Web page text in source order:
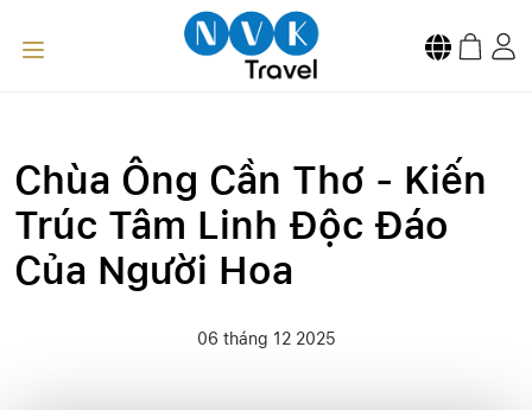
Chùa Ông Cần Thơ - Kiến
Trúc Tâm Linh Độc Đáo
Của Người Hoa
06 tháng 12 2025